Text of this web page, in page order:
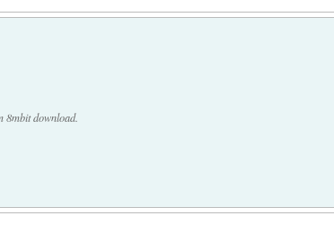
8mbit download.